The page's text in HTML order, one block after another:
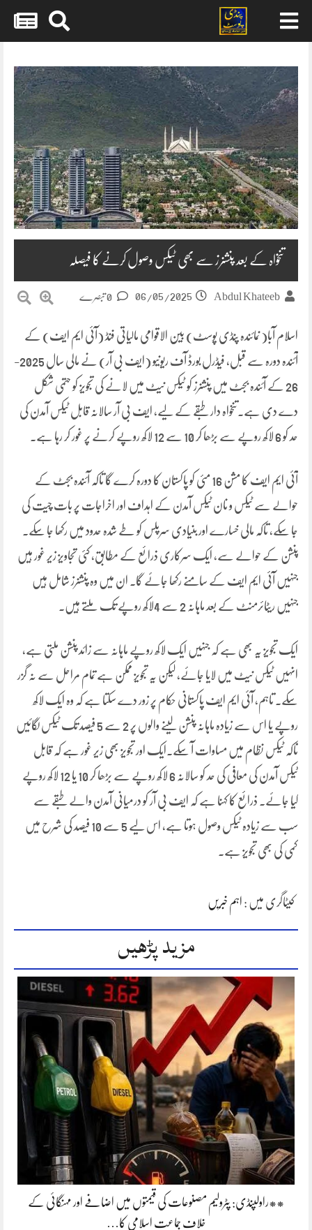
content
تنخواہ کے بعد پنشنرز سے بھی ٹیکس وصول کرنے کا فیصلہ
Abdul Khateeb
06/05/2025
اسلام آبا( نمائندہ پنڈی پوسٹ) بین الاقوامی مالیاتی فنڈ (آئی ایم ایف) کے
آئندہ دورہ سے قبل، فیڈرل بورڈ آف ریونیو (ایف بی آر) نے مالی سال 2025-
26 کے آئندہ بجٹ میں پنشنرز کو ٹیکس نیٹ میں لانے کی تجویز کو حتمی شکل
دے دی ہے۔تنخواہ دار طبقے کے لیے، ایف بی آر سالانہ قابل ٹیکس آمدن کی
حد کو 6 لاکھ روپے سے بڑھا کر 10 سے 12 لاکھ روپے کرنے پر غور کر رہا ہے۔
آئی ایم ایف کا مشن 16 مئی کو پاکستان کا دورہ کرے گا تاکہ آئندہ بجٹ کے
حوالے سے ٹیکس و نان ٹیکس آمدن کے اہداف اور اخراجات پر بات چیت کی
جا سکے، تاکہ مالی خسارے اور بنیادی سرپلس کو طے شدہ حدود میں رکھا جا سکے۔
پنشن کے حوالے سے، ایک سرکاری ذرائع کے مطابق، کئی تجاویز زیر غور ہیں
جنہیں آئی ایم ایف کے سامنے رکھا جائے گا۔ ان میں وہ پنشنرز شامل ہیں
جنہیں ریٹائرمنٹ کے بعد ماہانہ 2 سے 4لاکھ روپے تک ملتے ہیں۔
ایک تجویز یہ بھی ہے کہ جنہیں ایک لاکھ روپے ماہانہ سے زائد پنشن ملتی ہے،
انہیں ٹیکس نیٹ میں لایا جائے، لیکن یہ تجویز ممکن ہے تمام مراحل سے نہ گزر
سکے۔ تاہم، آئی ایم ایف پاکستانی حکام پر زور دے سکتا ہے کہ وہ ایک لاکھ
روپے یا اس سے زیادہ ماہانہ پنشن لینے والوں پر 2 سے 5 فیصد تک ٹیکس لگائیں
تاکہ ٹیکس نظام میں مساوات آ سکے۔ایک اور تجویز بھی زیر غور ہے کہ قابل
ٹیکس آمدن کی معافی کی حد کو سالانہ 6 لاکھ روپے سے بڑھا کر 10 یا 12 لاکھ روپے
کیا جائے۔ ذرائع کا کہنا ہے کہ ایف بی آر کو درمیانی آمدن والے طبقے سے
سب سے زیادہ ٹیکس وصول ہوتا ہے، اس لیے 5 سے 10 فیصد کی شرح میں
کمی کی بھی تجویز ہے۔
کیٹاگری میں : اہم خبریں
مزید پڑھیں
**راولپنڈی: پٹرولیم مصنوعات کی قیمتوں میں اضافے اور مہنگائی کے
خلاف جماعت اسلامی کا…